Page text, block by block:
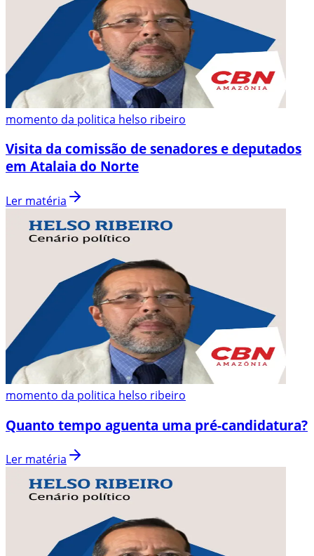
momento da politica helso ribeiro
Visita da comissão de senadores e deputados
em Atalaia do Norte
Ler matéria
momento da politica helso ribeiro
Quanto tempo aguenta uma pré-candidatura?
Ler matéria